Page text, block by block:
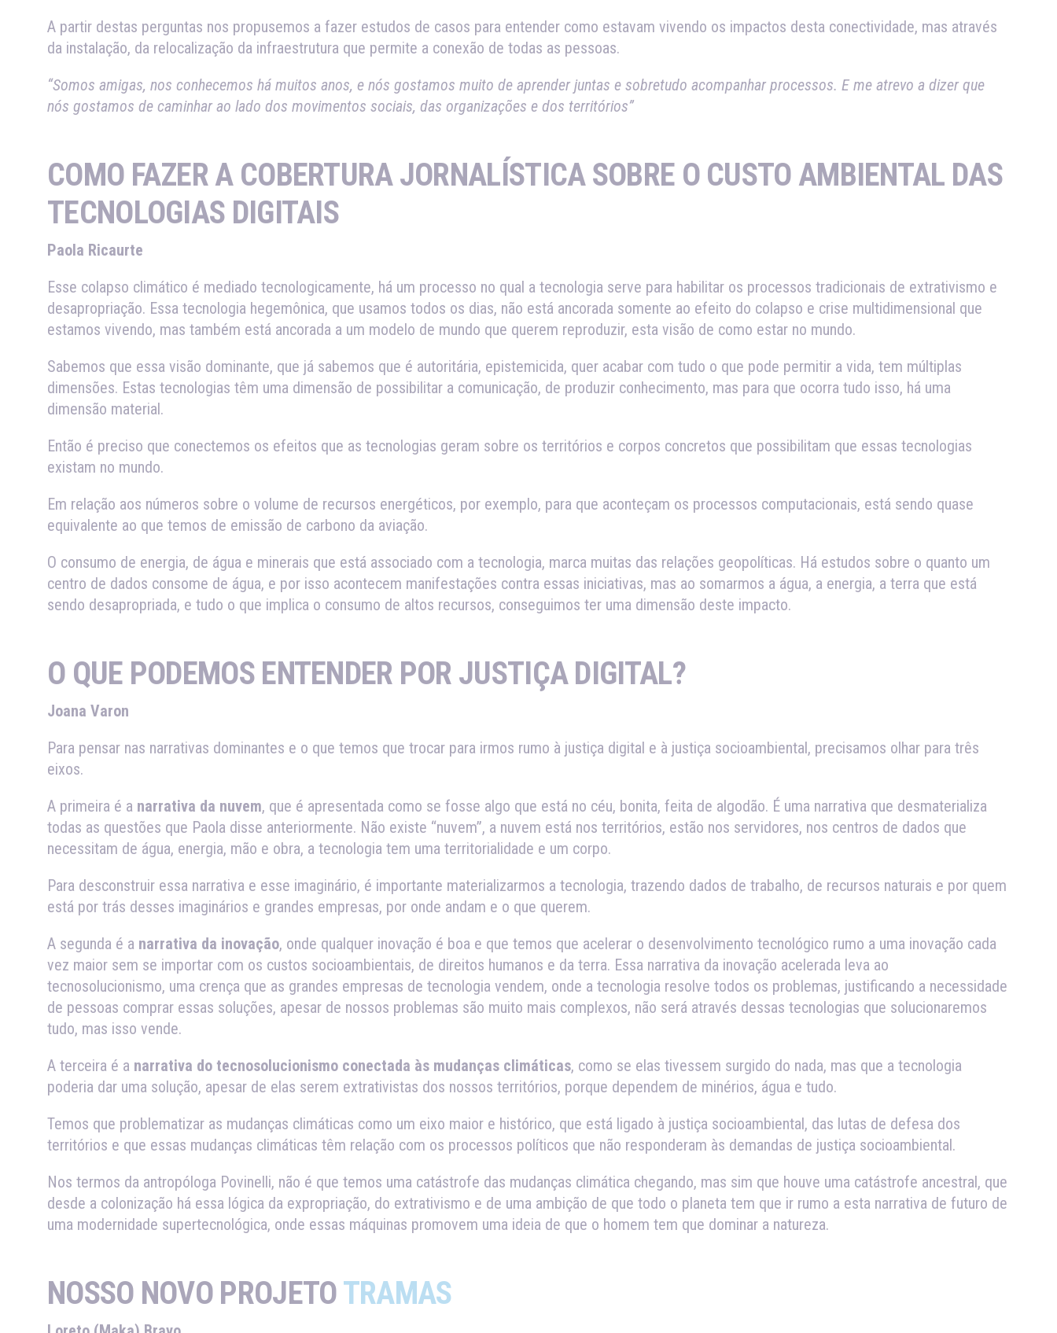
A partir destas perguntas nos propusemos a fazer estudos de casos para entender como estavam vivendo os impactos desta conectividade, mas através
da instalação, da relocalização da infraestrutura que permite a conexão de todas as pessoas.
“Somos amigas, nos conhecemos há muitos anos, e nós gostamos muito de aprender juntas e sobretudo acompanhar processos. E me atrevo a dizer que
nós gostamos de caminhar ao lado dos movimentos sociais, das organizações e dos territórios”
COMO FAZER A COBERTURA JORNALÍSTICA SOBRE O CUSTO AMBIENTAL DAS
TECNOLOGIAS DIGITAIS
Paola Ricaurte
Esse colapso climático é mediado tecnologicamente, há um processo no qual a tecnologia serve para habilitar os processos tradicionais de extrativismo e
desapropriação. Essa tecnologia hegemônica, que usamos todos os dias, não está ancorada somente ao efeito do colapso e crise multidimensional que
estamos vivendo, mas também está ancorada a um modelo de mundo que querem reproduzir, esta visão de como estar no mundo.
Sabemos que essa visão dominante, que já sabemos que é autoritária, epistemicida, quer acabar com tudo o que pode permitir a vida, tem múltiplas
dimensões. Estas tecnologias têm uma dimensão de possibilitar a comunicação, de produzir conhecimento, mas para que ocorra tudo isso, há uma
dimensão material.
Então é preciso que conectemos os efeitos que as tecnologias geram sobre os territórios e corpos concretos que possibilitam que essas tecnologias
existam no mundo.
Em relação aos números sobre o volume de recursos energéticos, por exemplo, para que aconteçam os processos computacionais, está sendo quase
equivalente ao que temos de emissão de carbono da aviação.
O consumo de energia, de água e minerais que está associado com a tecnologia, marca muitas das relações geopolíticas. Há estudos sobre o quanto um
centro de dados consome de água, e por isso acontecem manifestações contra essas iniciativas, mas ao somarmos a água, a energia, a terra que está
sendo desapropriada, e tudo o que implica o consumo de altos recursos, conseguimos ter uma dimensão deste impacto.
O QUE PODEMOS ENTENDER POR JUSTIÇA DIGITAL?
Joana Varon
Para pensar nas narrativas dominantes e o que temos que trocar para irmos rumo à justiça digital e à justiça socioambiental, precisamos olhar para três
eixos.
A primeira é a narrativa da nuvem, que é apresentada como se fosse algo que está no céu, bonita, feita de algodão. É uma narrativa que desmaterializa
todas as questões que Paola disse anteriormente. Não existe “nuvem”, a nuvem está nos territórios, estão nos servidores, nos centros de dados que
necessitam de água, energia, mão e obra, a tecnologia tem uma territorialidade e um corpo.
Para desconstruir essa narrativa e esse imaginário, é importante materializarmos a tecnologia, trazendo dados de trabalho, de recursos naturais e por quem
está por trás desses imaginários e grandes empresas, por onde andam e o que querem.
A segunda é a narrativa da inovação, onde qualquer inovação é boa e que temos que acelerar o desenvolvimento tecnológico rumo a uma inovação cada
vez maior sem se importar com os custos socioambientais, de direitos humanos e da terra. Essa narrativa da inovação acelerada leva ao
tecnosolucionismo, uma crença que as grandes empresas de tecnologia vendem, onde a tecnologia resolve todos os problemas, justificando a necessidade
de pessoas comprar essas soluções, apesar de nossos problemas são muito mais complexos, não será através dessas tecnologias que solucionaremos
tudo, mas isso vende.
A terceira é a narrativa do tecnosolucionismo conectada às mudanças climáticas, como se elas tivessem surgido do nada, mas que a tecnologia
poderia dar uma solução, apesar de elas serem extrativistas dos nossos territórios, porque dependem de minérios, água e tudo.
Temos que problematizar as mudanças climáticas como um eixo maior e histórico, que está ligado à justiça socioambiental, das lutas de defesa dos
territórios e que essas mudanças climáticas têm relação com os processos políticos que não responderam às demandas de justiça socioambiental.
Nos termos da antropóloga Povinelli, não é que temos uma catástrofe das mudanças climática chegando, mas sim que houve uma catástrofe ancestral, que
desde a colonização há essa lógica da expropriação, do extrativismo e de uma ambição de que todo o planeta tem que ir rumo a esta narrativa de futuro de
uma modernidade supertecnológica, onde essas máquinas promovem uma ideia de que o homem tem que dominar a natureza.
NOSSO NOVO PROJETOTRAMAS